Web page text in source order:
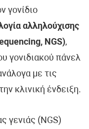
γονίδιο
αλληλούχισης
NGS),
γονιδιακού πάνελ
με τις
κλινική ένδειξη.
γενιάς (NGS)